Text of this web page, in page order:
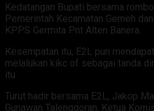
Kedatangan Bupati bersama
Pemerintah Kecamatan Gemeh
KPPS Germita Pnt Alten Banera.
Kesempatan itu, E2L pun
melalukan kikc of sebagai tanda
itu.
Turut hadir bersama E2L, Jakop
Gunawan Talenggoran, Ketua